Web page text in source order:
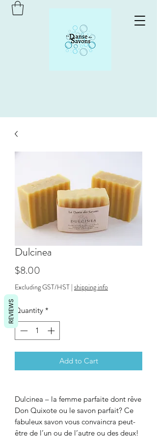
Dulcinea
$8.00
Excluding GST/HST | shipping info
Quantity *
Add to Cart
Dulcinea – la femme parfaite dont rêve
Don Quixote ou le savon parfait? Ce
fabuleux savon vous convaincra peut-
être de l’un ou de l’autre ou des deux!
REVIEWS